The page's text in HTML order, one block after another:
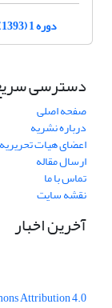
دوره 1 (1393)
دسترسی
صفحه اصلی
درباره نشریه
اعضای هیات تحریریه
ارسال مقاله
تماس با ما
نقشه سایت
آخرین اخبار
Attribution 4.0